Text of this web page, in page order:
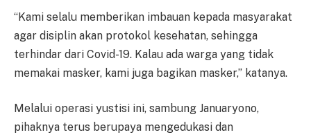
“Kami selalu memberikan imbauan kepada masyarakat
agar disiplin akan protokol kesehatan, sehingga
terhindar dari Covid-19. Kalau ada warga yang tidak
memakai masker, kami juga bagikan masker,” katanya.
Melalui operasi yustisi ini, sambung Januaryono,
pihaknya terus berupaya mengedukasi dan